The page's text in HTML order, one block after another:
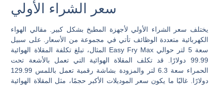
سعر الشراء الأولي
يختلف سعر الشراء الأولي لأجهزة المطبخ بشكل كبير. مقالي الهواء
الكهربائية متعددة الوظائف تأتي في مجموعة من الأسعار. على سبيل
المثال، تبلغ تكلفة المقلاة الهوائية Easy Fry Max سعة 5 لتر حوالي
99.99 دولارًا. قد تكلف المقلاة الهوائية التي تعمل بالأشعة تحت
الحمراء سعة 6.3 لتر والمزودة بشاشة رقمية تعمل باللمس 129.99
دولارًا. غالبًا ما يكون سعر الموديلات الأكبر حجمًا، مثل المقلاة الهوائية